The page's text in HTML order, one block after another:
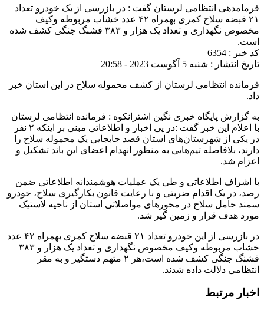
فرمامدهی انتظامی لرستان گفت : در بازرسی از یک خودرو تعداد
۲۱ قبضه سلاح کمری بهمراه ۴۲ عدد خشاب مربوطه وکیف
مخصوص نگهداری و تعداد یک هزار و ۳۸۳ فشنگ جنگی کشف شده
است.
کد خبر : 6354
تاریخ انتشار : شنبه 5 آگوست 2023 - 20:58
فرمانده انتظامی لرستان از کشف محموله سلاح در این استان خبر
داد.
به گزارش پایگاه خبری نگین اشترانکوه : فرمانده انتظامی لرستان
با اعلام این خبر گفت :در پی اخبار و اطلاعاتی مبنی بر اینکه ۲ نفر
در یکی از شهرستان‌های استان قصد جابجایی یک محموله سلاح را
دارند، بلافاصله تیم‌هایی به منظور انهدام اعضای این باند تشکیل و
اعزام شد.
با اشراف اطلاعاتی و طی یک عملیات هوشمندانه اطلاعاتی ضمن
رصد، در یک اقدام ضربتی و با رعایت قانون بکارگیری سلاح، خودرو
سمند حامل سلاح در محورهای مواصلاتی استان از ناحیه لاستیک
مورد هدف قرار و زمین گیر شد.
در بازرسی از این خودرو تعداد ۲۱ قبضه سلاح کمری بهمراه ۴۲ عدد
خشاب مربوطه وکیف مخصوص نگهداری و تعداد یک هزار و ۳۸۳
فشنگ جنگی کشف شده است،هر ۲ متهم دستگیر و به مقر
انتظامی دلالت داده شدند.
اخبار مرتبط